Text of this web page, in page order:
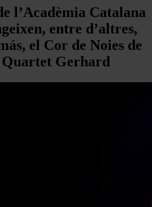
l’Acadèmia Catalana
entre d’altres,
el Cor de Noies de
Gerhard